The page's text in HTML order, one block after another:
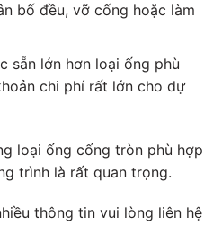
bố đều, vỡ cống hoặc làm
sẵn lớn hơn loại ống phù
chi phí rất lớn cho dự
loại ống cống tròn phù hợp
trình là rất quan trọng.
thông tin vui lòng liên hệ